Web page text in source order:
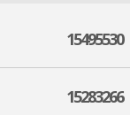
15495530
15283266